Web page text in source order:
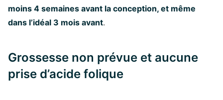
moins 4 semaines avant la conception, et même
dans l’idéal 3 mois avant.
Grossesse non prévue et aucune
prise d’acide folique